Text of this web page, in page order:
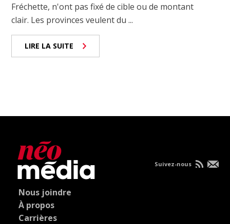
Fréchette, n'ont pas fixé de cible ou de montant
clair. Les provinces veulent du ...
LIRE LA SUITE
Nous joindre
À propos
Carrières
Suivez-nous